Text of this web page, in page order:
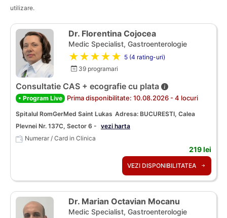
utilizare.
Dr. Florentina Cojocea
Medic Specialist, Gastroenterologie
★★★★★ 5 (4 rating-uri)
39 programari
Consultatie CAS + ecografie cu plata
• Program Live Prima disponibilitate: 10.08.2026 - 4 locuri
Spitalul RomGerMed Saint Lukas Adresa: BUCURESTI, Calea
Plevnei Nr. 137C, Sector 6 - vezi harta
Numerar / Card in Clinica
219 lei
VEZI DISPONIBILITATEA
Dr. Marian Octavian Mocanu
Medic Specialist, Gastroenterologie